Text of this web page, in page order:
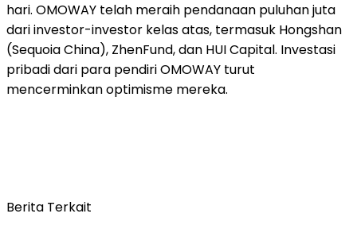
hari. OMOWAY telah meraih pendanaan puluhan juta
dari investor-investor kelas atas, termasuk Hongshan
(Sequoia China), ZhenFund, dan HUI Capital. Investasi
pribadi dari para pendiri OMOWAY turut
mencerminkan optimisme mereka.
Berita Terkait